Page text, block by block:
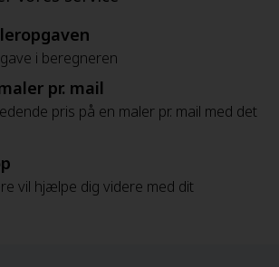
i beregneren
pr. mail
pris på en maler pr. mail med det
vil hjælpe dig videre med dit